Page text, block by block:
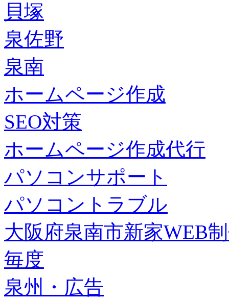
貝塚
泉佐野
泉南
ホームページ作成
SEO対策
ホームページ作成代行
パソコンサポート
パソコントラブル
大阪府泉南市新家WEB
毎度
泉州・広告